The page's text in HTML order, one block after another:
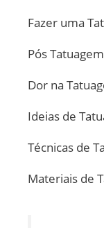
Fazer uma
Pós Tatuagem
Dor na
Ideias de
Técnicas de
Materiais de